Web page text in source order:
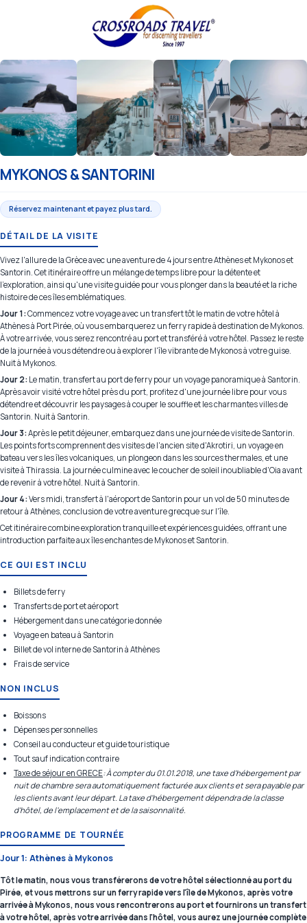
MYKONOS & SANTORINI
Réservez maintenant et payez plus tard.
DÉTAIL DE LA VISITE
Vivez l'allure de la Grèce avec une aventure de 4 jours entre Athènes et Mykonos et
Santorin. Cet itinéraire offre un mélange de temps libre pour la détente et
l'exploration, ainsi qu'une visite guidée pour vous plonger dans la beauté et la riche
histoire de ces îles emblématiques.
Jour 1:Commencez votre voyage avec un transfert tôt le matin de votre hôtel à
Athènes à Port Pirée, où vous embarquerez un ferry rapide à destination de Mykonos.
À votre arrivée, vous serez rencontré au port et transféré à votre hôtel. Passez le reste
de la journée à vous détendre ou à explorer l'île vibrante de Mykonos à votre guise.
Nuit à Mykonos.
Jour 2: Le matin, transfert au port de ferry pour un voyage panoramique à Santorin.
Après avoir visité votre hôtel près du port, profitez d'une journée libre pour vous
détendre et découvrir les paysages à couper le souffle et les charmantes villes de
Santorin. Nuit à Santorin.
Jour 3:Après le petit déjeuner, embarquez dans une journée de visite de Santorin.
Les points forts comprennent des visites de l'ancien site d'Akrotiri, un voyage en
bateau vers les îles volcaniques, un plongeon dans les sources thermales, et une
visite à Thirassia. La journée culmine avec le coucher de soleil inoubliable d'Oia avant
de revenir à votre hôtel. Nuit à Santorin.
Jour 4:Vers midi, transfert à l'aéroport de Santorin pour un vol de 50 minutes de
retour à Athènes, conclusion de votre aventure grecque sur l'île.
Cet itinéraire combine exploration tranquille et expériences guidées, offrant une
introduction parfaite aux îles enchantes de Mykonos et Santorin.
CE QUI EST INCLU
Billets de ferry
Transferts de port et aéroport
Hébergement dans une catégorie donnée
Voyage en bateau à Santorin
Billet de vol interne de Santorin à Athènes
Frais de service
NON INCLUS
Boissons
Dépenses personnelles
Conseil au conducteur et guide touristique
Tout sauf indication contraire
Taxe de séjour en GRECE: À compter du 01.01.2018, une taxe d'hébergement par
nuit de chambre sera automatiquement facturée aux clients et sera payable par
les clients avant leur départ. La taxe d'hébergement dépendra de la classe
d'hôtel, de l'emplacement et de la saisonnalité.
PROGRAMME DE TOURNÉE
Jour 1: Athènes à Mykonos
Tôt le matin, nous vous transférerons de votre hôtel sélectionné au port du
Pirée, et vous mettrons sur un ferry rapide vers l'île de Mykonos, après votre
arrivée à Mykonos, nous vous rencontrerons au port et fournirons un transfert
à votre hôtel, après votre arrivée dans l'hôtel, vous aurez une journée complète